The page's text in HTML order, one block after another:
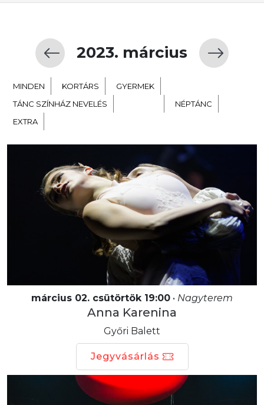
2023. március
MINDEN KORTÁRS
GYERMEK
TÁNC SZÍNHÁZ NEVELÉS
NÉPTÁNC
EXTRA
március 02. csütörtök 19:00 • Nagyterem
Anna Karenina
Győri Balett
Jegyvásárlás